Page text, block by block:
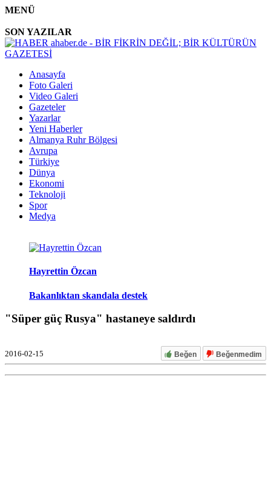
MENÜ
SON YAZILAR
Anasayfa
Foto Galeri
Video Galeri
Gazeteler
Yazarlar
Yeni Haberler
Almanya Ruhr Bölgesi
Avrupa
Türkiye
Dünya
Ekonomi
Teknoloji
Spor
Medya
Hayrettin Özcan
Bakanlıktan skandala destek
"Süper güç Rusya" hastaneye saldırdı
2016-02-15 Beğen Beğenmedim